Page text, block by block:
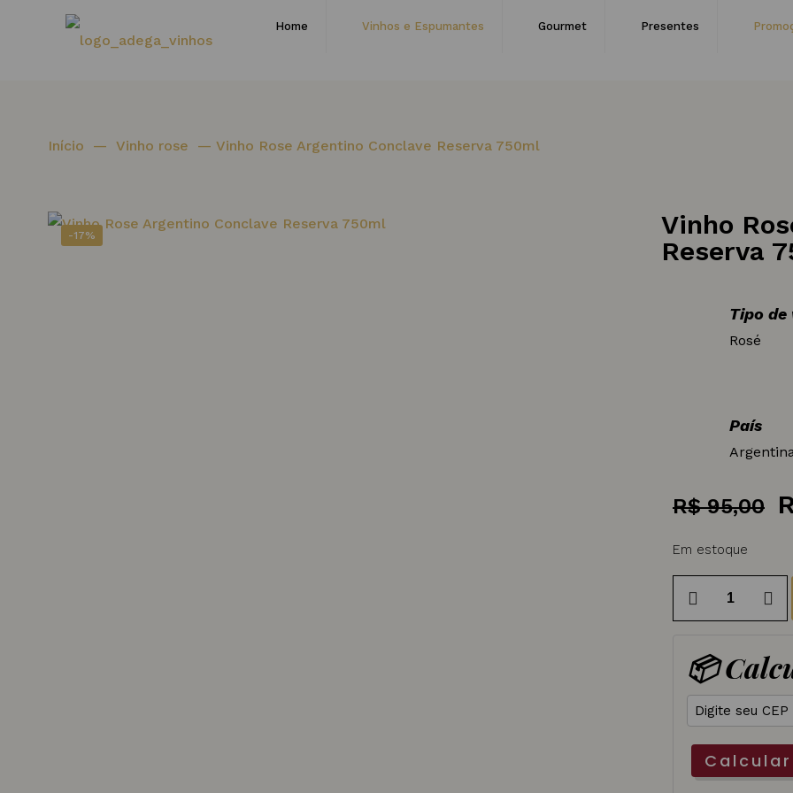
Home Vinhos e Espumantes Gourmet Presentes
Início — Vinho rose — Vinho Rose Argentino Conclave Reserva 750ml
-17%
Vinho
Reserva
Tipo de
Rosé
País
R$95,00
Em estoque
Conclave
Reserva
750ml
📦
Calcular